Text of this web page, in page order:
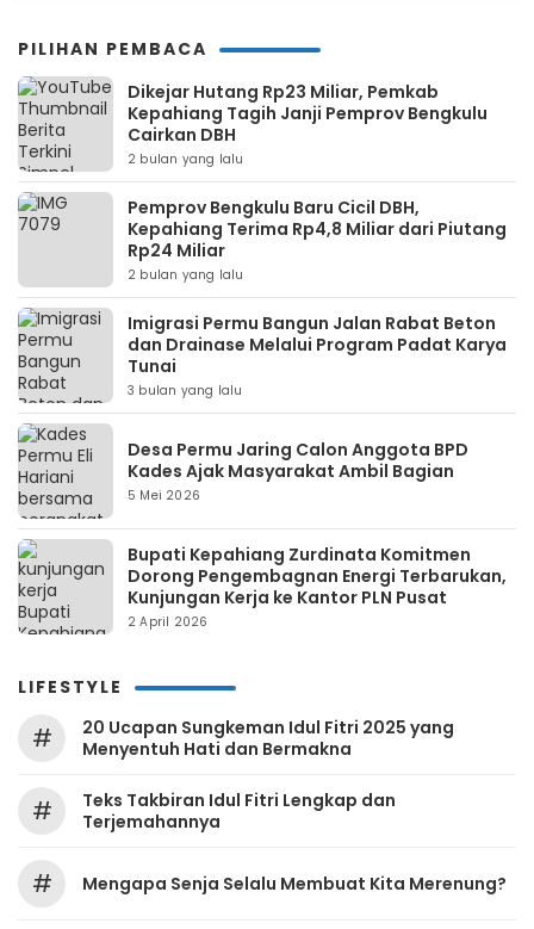
PILIHAN PEMBACA
Dikejar Hutang Rp23 Miliar, Pemkab
Kepahiang Tagih Janji Pemprov Bengkulu
Cairkan DBH
2 bulan yang lalu
Pemprov Bengkulu Baru Cicil DBH,
Kepahiang Terima Rp4,8 Miliar dari Piutang
Rp24 Miliar
2 bulan yang lalu
Imigrasi Permu Bangun Jalan Rabat Beton
dan Drainase Melalui Program Padat Karya
Tunai
3 bulan yang lalu
Desa Permu Jaring Calon Anggota BPD
Kades Ajak Masyarakat Ambil Bagian
5 Mei 2026
Bupati Kepahiang Zurdinata Komitmen
Dorong Pengembagnan Energi Terbarukan,
Kunjungan Kerja ke Kantor PLN Pusat
2 April 2026
LIFESTYLE
#
20 Ucapan Sungkeman Idul Fitri 2025 yang
Menyentuh Hati dan Bermakna
#
Teks Takbiran Idul Fitri Lengkap dan
Terjemahannya
# Mengapa Senja Selalu Membuat Kita Merenung?